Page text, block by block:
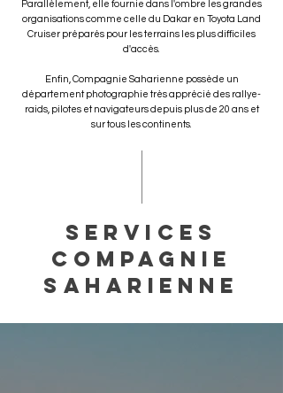
Parallèlement, elle fournie dans l'ombre les grandes
organisations comme celle du Dakar en Toyota Land
Cruiser préparés pour les terrains les plus difficiles
d'accès.
Enfin, Compagnie Saharienne possède un
département photographie très apprécié des rallye-
raids, pilotes et navigateurs depuis plus de 20 ans et
sur tous les continents.
services
compagnie
saharienne